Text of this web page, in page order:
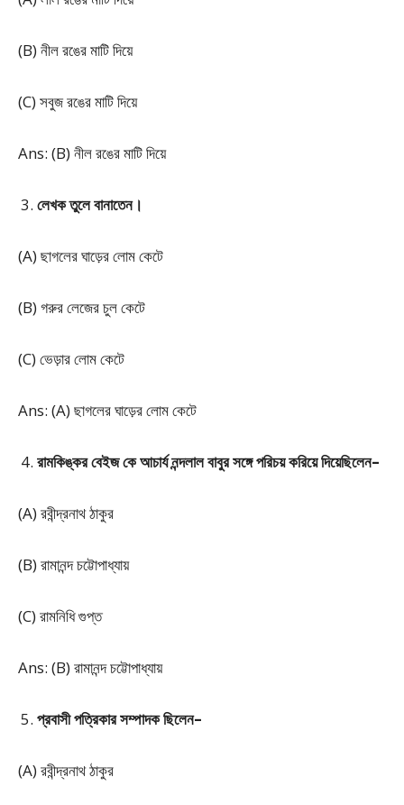
(B) নীল রঙের মাটি দিয়ে
(C) সবুজ রঙের মাটি দিয়ে
Ans: (B) নীল রঙের মাটি দিয়ে
লেখক তুলে বানাতেন।
(A) ছাগলের ঘাড়ের লোম কেটে
(B) গরুর লেজের চুল কেটে
(C) ভেড়ার লোম কেটে
Ans: (A) ছাগলের ঘাড়ের লোম কেটে
রামকিঙ্কর বেইজ কে আচার্য নন্দলাল বাবুর সঙ্গে পরিচয় করিয়ে দিয়েছিলেন–
(A) রবীন্দ্রনাথ ঠাকুর
(B) রামানন্দ চট্টোপাধ্যায়
(C) রামনিধি গুপ্ত
Ans: (B) রামানন্দ চট্টোপাধ্যায়
প্রবাসী পত্রিকার সম্পাদক ছিলেন–
(A) রবীন্দ্রনাথ ঠাকুর